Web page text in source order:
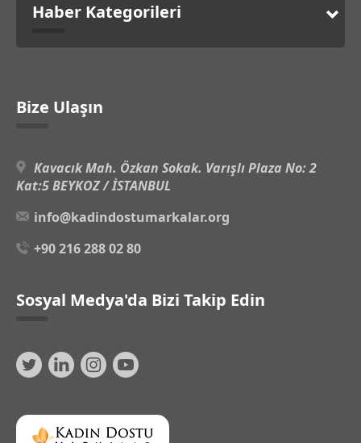
Haber Kategorileri
Bize Ulaşın
Kavacık Mah. Özkan Sokak. Varışlı Plaza No: 2
Kat:5 BEYKOZ / İSTANBUL
info@kadindostumarkalar.org
+90 216 288 02 80
Sosyal Medya'da Bizi Takip Edin